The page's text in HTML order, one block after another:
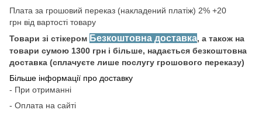
Плата за грошовий переказ (накладений платіж) 2% +20
грн від вартості товару
Товари зі стікером Безкоштовна доставка, а також на
товари сумою 1300 грн і більше, надається безкоштовна
доставка (сплачуєте лише послугу грошового переказу)
Більше інформації про доставку
- При отриманні
- Оплата на сайті